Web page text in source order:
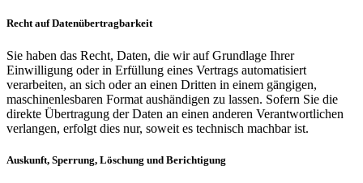
Recht auf Datenübertragbarkeit
Sie haben das Recht, Daten, die wir auf Grundlage Ihrer
Einwilligung oder in Erfüllung eines Vertrags automatisiert
verarbeiten, an sich oder an einen Dritten in einem gängigen,
maschinenlesbaren Format aushändigen zu lassen. Sofern Sie die
direkte Übertragung der Daten an einen anderen Verantwortlichen
verlangen, erfolgt dies nur, soweit es technisch machbar ist.
Auskunft, Sperrung, Löschung und Berichtigung